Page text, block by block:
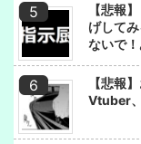
【悲報
げして
ないで
【悲報
Vtuber